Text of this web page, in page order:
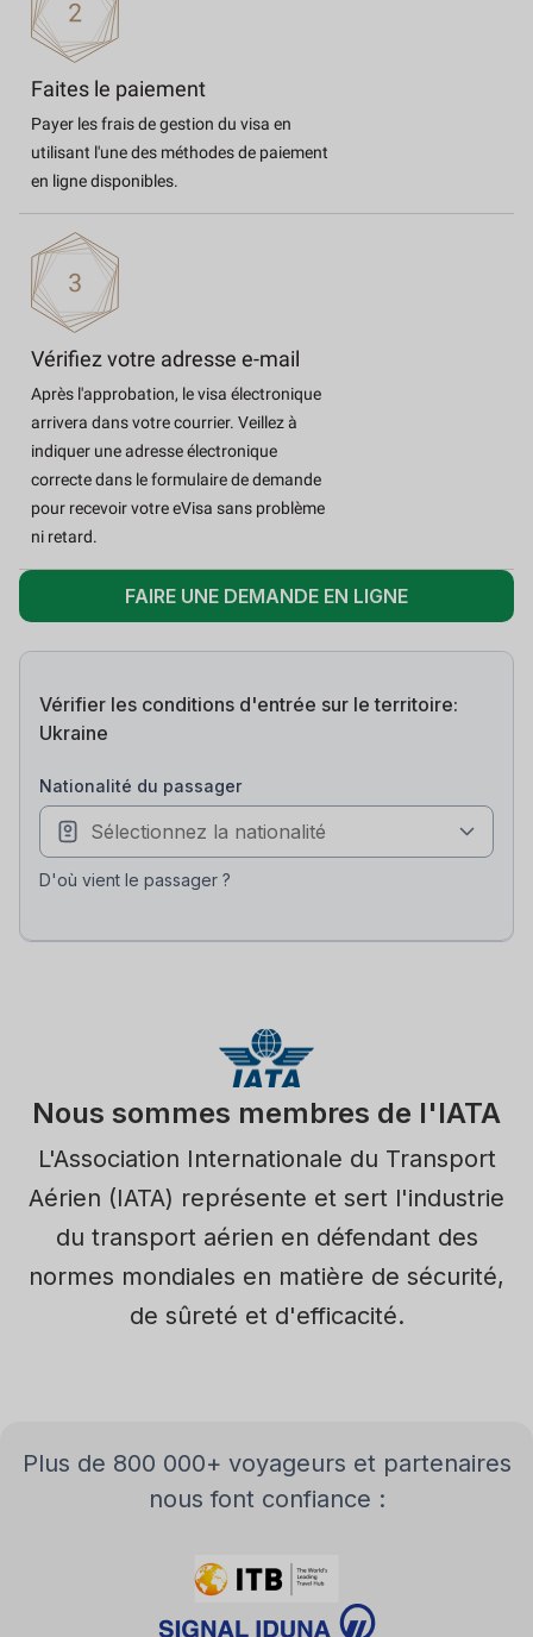
Faites le paiement
Payer les frais de gestion du visa en
utilisant l'une des méthodes de paiement
en ligne disponibles.
Vérifiez votre adresse e-mail
Après l'approbation, le visa électronique
arrivera dans votre courrier. Veillez à
indiquer une adresse électronique
correcte dans le formulaire de demande
pour recevoir votre eVisa sans problème
ni retard.
FAIRE UNE DEMANDE EN LIGNE
Vérifier les conditions d'entrée sur le territoire:
Ukraine
nationalité du passager
D'où vient le passager ?
Nous sommes membres de l'IATA
L'Association Internationale du Transport
Aérien (IATA) représente et sert l'industrie
du transport aérien en défendant des
normes mondiales en matière de sécurité,
de sûreté et d'efficacité.
plus de 800 000+ voyageurs et partenaires
nous font confiance :